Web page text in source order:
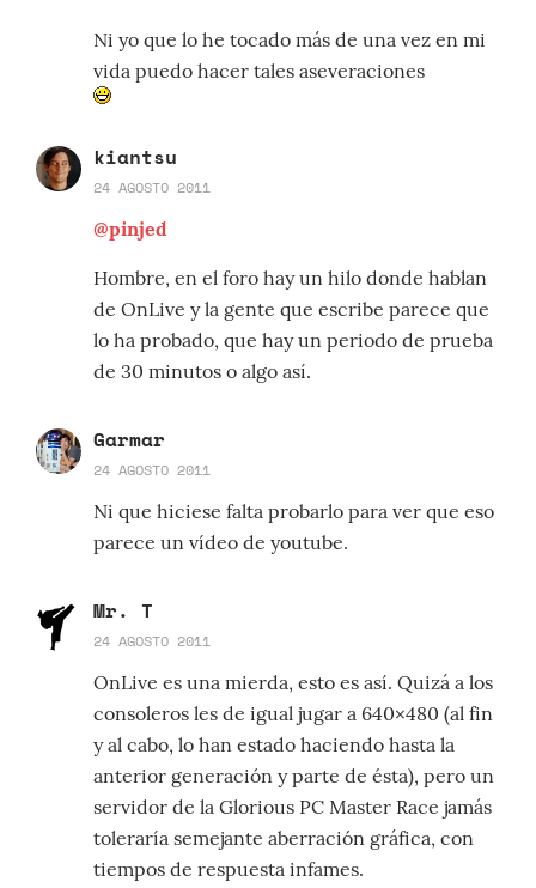
Ni yo que lo he tocado más de una vez en mi
vida puedo hacer tales aseveraciones
kiantsu
24 AGOSTO 2011
@pinjed
Hombre, en el foro hay un hilo donde hablan
de OnLive y la gente que escribe parece que
lo ha probado, que hay un periodo de prueba
de 30 minutos o algo así.
Garmar
24 AGOSTO 2011
Ni que hiciese falta probarlo para ver que eso
parece un vídeo de youtube.
Mr. T
24 AGOSTO 2011
OnLive es una mierda, esto es así. Quizá a los
consoleros les de igual jugar a 640×480 (al fin
y al cabo, lo han estado haciendo hasta la
anterior generación y parte de ésta), pero un
servidor de la Glorious PC Master Race jamás
toleraría semejante aberración gráfica, con
tiempos de respuesta infames.